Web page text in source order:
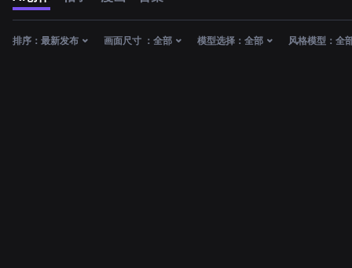
排序： 最新发布 画面尺寸 ： 全部 模型选择： 全部 风格模型： 全